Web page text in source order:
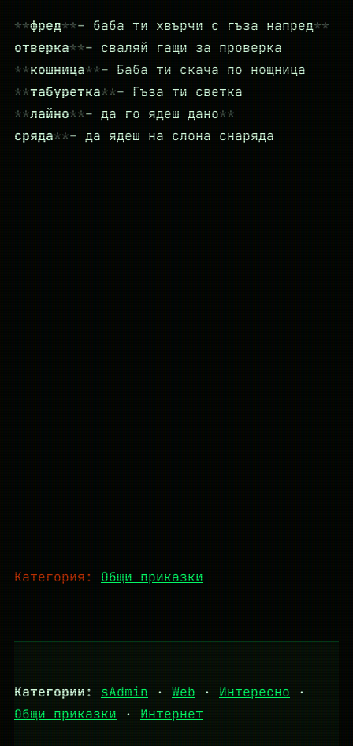
фред
– баба ти хвърчи с гъза напред
отверка
– сваляй гащи за проверка
кошница
– Баба ти скача по нощница
табуретка
– Гъза ти светка
лайно
– да го ядеш дано
сряда
– да ядеш на слона снаряда
Категория: Общи приказки
Категории: sAdmin · Web · Интересно ·
Общи приказки · Интернет